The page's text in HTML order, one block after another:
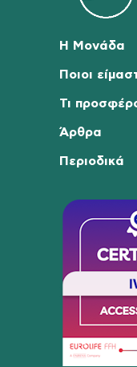
Η Μονάδα
Ποιοι
Τι
Άρθρα
Περιοδικά